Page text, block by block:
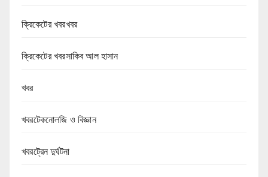
ক্রিকেটের খবরখবর
ক্রিকেটের খবরসাকিব আল হাসান
খবর
খবরটেকনোলজি ও বিজ্ঞান
খবরট্রেন দুর্ঘটনা